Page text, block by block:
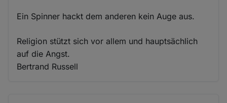
Ein Spinner hackt dem anderen kein Auge aus.
Religion stützt sich vor allem und hauptsächlich
auf die Angst.
Bertrand Russell